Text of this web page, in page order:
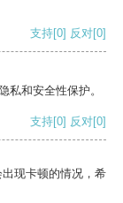
支持[0] 反对[0]
私和安全性保护。
支持[0] 反对[0]
现卡顿的情况，希